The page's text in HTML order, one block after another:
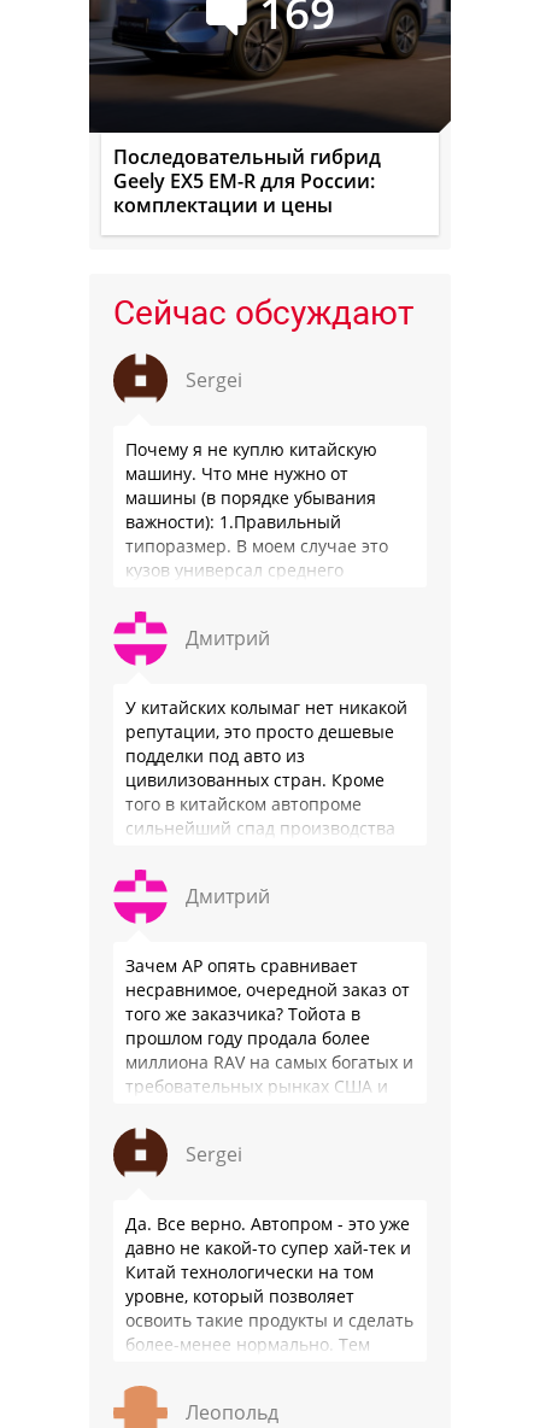
Последовательный гибрид
Geely EX5 EM-R для России:
комплектации и цены
Сейчас обсуждают
Sergei
Почему я не куплю китайскую
машину. Что мне нужно от
машины (в порядке убывания
важности): 1.Правильный
типоразмер. В моем случае это
кузов универсал среднего
быть уверенным, что она меня
везде довезет и …
Дмитрий
У китайских колымаг нет никакой
репутации, это просто дешевые
подделки под авто из
цивилизованных стран. Кроме
того в китайском автопроме
сильнейший спад производства
почти все китайские
производители работают …
Дмитрий
Зачем АР опять сравнивает
несравнимое, очередной заказ от
того же заказчика? Тойота в
прошлом году продала более
миллиона RAV на самых богатых и
требовательных рынках США и
подтвердив статус …
Sergei
Да. Все верно. Автопром - это уже
давно не какой-то супер хай-тек и
Китай технологически на том
уровне, который позволяет
освоить такие продукты и сделать
более-менее нормально. Тем
Леопольд